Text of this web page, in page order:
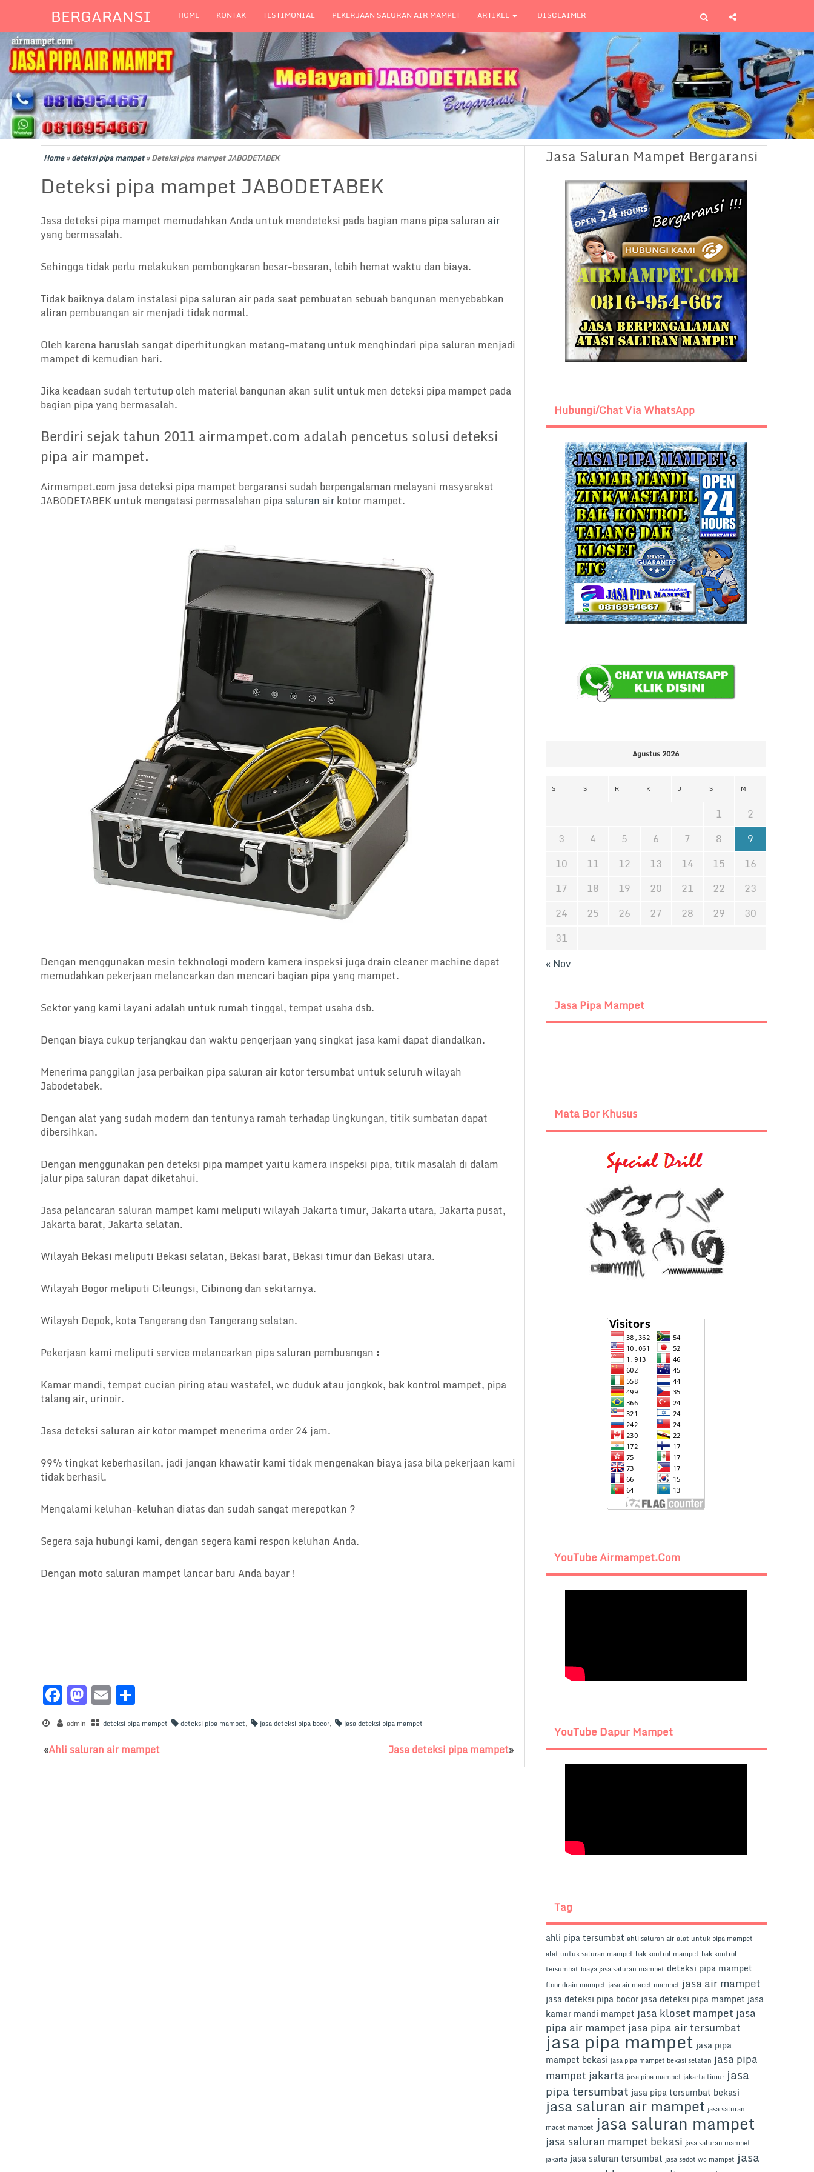
BERGARANSI HOME KONTAK TESTIMONIAL PEKERJAAN SALURAN AIR MAMPET ARTIKEL DISCLAIMER
Home»deteksi pipa mampet»Deteksi pipa mampet JABODETABEK
Deteksi pipa mampet JABODETABEK
Jasa deteksi pipa mampet memudahkan Anda untuk mendeteksi pada bagian mana pipa saluran air
yang bermasalah.
Sehingga tidak perlu melakukan pembongkaran besar-besaran, lebih hemat waktu dan biaya.
Tidak baiknya dalam instalasi pipa saluran air pada saat pembuatan sebuah bangunan menyebabkan
aliran pembuangan air menjadi tidak normal.
Oleh karena haruslah sangat diperhitungkan matang-matang untuk menghindari pipa saluran menjadi
mampet di kemudian hari.
Jika keadaan sudah tertutup oleh material bangunan akan sulit untuk men deteksi pipa mampet pada
bagian pipa yang bermasalah.
Berdiri sejak tahun 2011 airmampet.com adalah pencetus solusi deteksi
pipa air mampet.
Airmampet.com jasa deteksi pipa mampet bergaransi sudah berpengalaman melayani masyarakat
JABODETABEK untuk mengatasi permasalahan pipasaluran airkotor mampet.
Dengan menggunakan mesin tekhnologi modern kamera inspeksi juga drain cleaner machine dapat
memudahkan pekerjaan melancarkan dan mencari bagian pipa yang mampet.
Sektor yang kami layani adalah untuk rumah tinggal, tempat usaha dsb.
Dengan biaya cukup terjangkau dan waktu pengerjaan yang singkat jasa kami dapat diandalkan.
Menerima panggilan jasa perbaikan pipa saluran air kotor tersumbat untuk seluruh wilayah
Jabodetabek.
Dengan alat yang sudah modern dan tentunya ramah terhadap lingkungan, titik sumbatan dapat
dibersihkan.
Dengan menggunakan pen deteksi pipa mampet yaitu kamera inspeksi pipa, titik masalah di dalam
jalur pipa saluran dapat diketahui.
Jasa pelancaran saluran mampet kami meliputi wilayah Jakarta timur, Jakarta utara, Jakarta pusat,
Jakarta barat, Jakarta selatan.
Wilayah Bekasi meliputi Bekasi selatan, Bekasi barat, Bekasi timur dan Bekasi utara.
Wilayah Bogor meliputi Cileungsi, Cibinong dan sekitarnya.
Wilayah Depok, kota Tangerang dan Tangerang selatan.
Pekerjaan kami meliputi service melancarkan pipa saluran pembuangan :
Kamar mandi, tempat cucian piring atau wastafel, wc duduk atau jongkok, bak kontrol mampet, pipa
talang air, urinoir.
Jasa deteksi saluran air kotor mampet menerima order 24 jam.
99% tingkat keberhasilan, jadi jangan khawatir kami tidak mengenakan biaya jasa bila pekerjaan kami
tidak berhasil.
Mengalami keluhan-keluhan diatas dan sudah sangat merepotkan ?
Segera saja hubungi kami, dengan segera kami respon keluhan Anda.
Dengan moto saluran mampet lancar baru Anda bayar !
F
a
c
e
M
a
st
o
E
m
ai
l
h
ar
e
admin deteksi pipa mampet deteksi pipa mampet, jasa deteksi pipa bocor, jasa deteksi pipa mampet
«Ahli saluran air mampet Jasa deteksi pipa mampet»
Jasa Saluran Mampet Bergaransi
Hubungi/Chat Via WhatsApp
Agustus 2026
S S R K J S M
1
2
3
4 5 6 7 8
9
10
11 12 13 14 15
16
17
18 19 20 21 22
23
24
25 26 27 28 29
30
31
« Nov
Jasa Pipa Mampet
Mata Bor Khusus
YouTube Airmampet.com
YouTube Dapur Mampet
Tag
ahli pipa tersumbat ahli saluran air alat untuk pipa mampet
alat untuk saluran mampet bak kontrol mampet bak kontrol
tersumbat biaya jasa saluran mampet deteksi pipa mampet
floor drain mampet jasa air macet mampet jasa air mampet
jasa deteksi pipa bocor jasa deteksi pipa mampet jasa
kamar mandi mampet jasa kloset mampet jasa
pipa air mampet jasa pipa air tersumbat
jasa pipa mampet jasa pipa
mampet bekasi jasa pipa mampet bekasi selatan jasa pipa
mampet jakarta jasa pipa mampet jakarta timur jasa
pipa tersumbat jasa pipa tersumbat bekasi
jasa saluran air mampet jasa saluran
macet mampet jasa saluran mampet
jasa saluran mampet bekasi jasa saluran mampet
jakarta jasa saluran tersumbat jasa sedot wc mampet jasa